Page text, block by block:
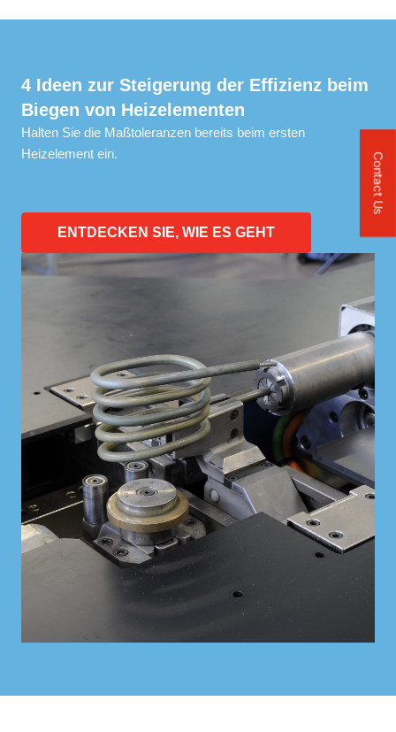
4 Ideen zur Steigerung der Effizienz beim
Biegen von Heizelementen
Halten Sie die Maßtoleranzen bereits beim ersten
Heizelement ein.
ENTDECKEN SIE, WIE ES GEHT
Contact Us